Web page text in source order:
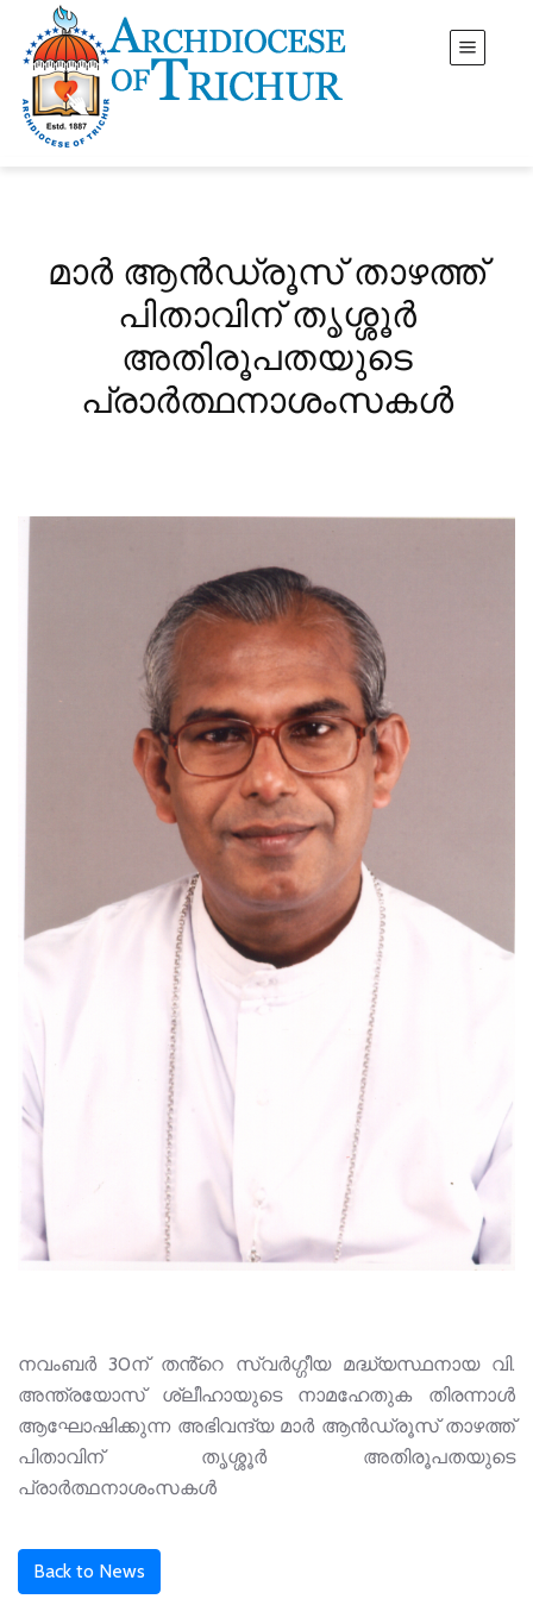
മാർ ആൻഡ്രൂസ് താഴത്ത്
പിതാവിന് തൃശ്ശൂർ
അതിരൂപതയുടെ
പ്രാർത്ഥനാശംസകൾ
നവംബർ 30ന് തൻ്റെ സ്വർഗ്ഗീയ മദ്ധ്യസ്ഥനായ വി.
അന്ത്രയോസ് ശ്ലീഹായുടെ നാമഹേതുക തിരന്നാൾ
ആഘോഷിക്കുന്ന അഭിവന്ദ്യ മാർ ആൻഡ്രൂസ് താഴത്ത്
പിതാവിന് തൃശ്ശൂർ അതിരൂപതയുടെ
പ്രാർത്ഥനാശംസകൾ
Back to News